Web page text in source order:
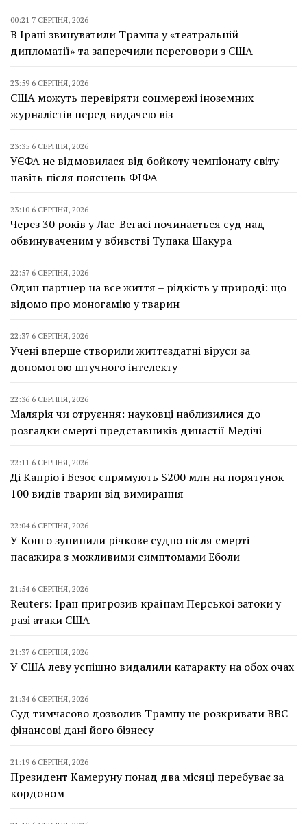
00:21 7 СЕРПНЯ, 2026
В Ірані звинуватили Трампа у «театральній
дипломатії» та заперечили переговори з США
23:59 6 СЕРПНЯ, 2026
США можуть перевіряти соцмережі іноземних
журналістів перед видачею віз
23:35 6 СЕРПНЯ, 2026
УЄФА не відмовилася від бойкоту чемпіонату світу
навіть після пояснень ФІФА
23:10 6 СЕРПНЯ, 2026
Через 30 років у Лас-Вегасі починається суд над
обвинуваченим у вбивстві Тупака Шакура
22:57 6 СЕРПНЯ, 2026
Один партнер на все життя – рідкість у природі: що
відомо про моногамію у тварин
22:37 6 СЕРПНЯ, 2026
Учені вперше створили життєздатні віруси за
допомогою штучного інтелекту
22:36 6 СЕРПНЯ, 2026
Малярія чи отруєння: науковці наблизилися до
розгадки смерті представників династії Медічі
22:11 6 СЕРПНЯ, 2026
Ді Капріо і Безос спрямують $200 млн на порятунок
100 видів тварин від вимирання
22:04 6 СЕРПНЯ, 2026
У Конго зупинили річкове судно після смерті
пасажира з можливими симптомами Еболи
21:54 6 СЕРПНЯ, 2026
Reuters: Іран пригрозив країнам Перської затоки у
разі атаки США
21:37 6 СЕРПНЯ, 2026
У США леву успішно видалили катаракту на обох очах
21:34 6 СЕРПНЯ, 2026
Суд тимчасово дозволив Трампу не розкривати BBC
фінансові дані його бізнесу
21:19 6 СЕРПНЯ, 2026
Президент Камеруну понад два місяці перебуває за
кордоном